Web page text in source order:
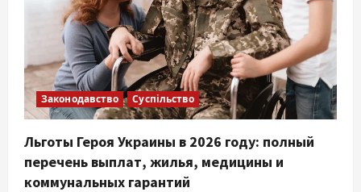
Законодавство Суспільство
Льготы Героя Украины в 2026 году: полный
перечень выплат, жилья, медицины и
коммунальных гарантий